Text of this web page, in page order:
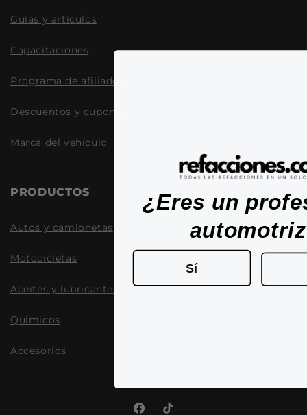
Guías y artículos
Capacitaciones
Programa de afiliados
Descuentos y cupones
Marca del vehículo
PRODUCTOS
Autos y camionetas
Motocicletas
Aceites y lubricantes
Quimicos
Accesorios
¿Eres un
Sí